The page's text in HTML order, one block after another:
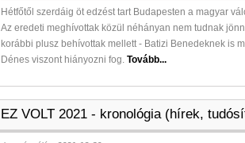
Hétfőtől szerdáig öt edzést tart Budapesten a magyar
Az eredeti meghívottak közül néhányan nem tudnak
korábbi plusz behívottak mellett - Batizi Benedeknek is
Dénes viszont hiányozni fog.Tovább...
EZ VOLT 2021 - kronológia (hírek,